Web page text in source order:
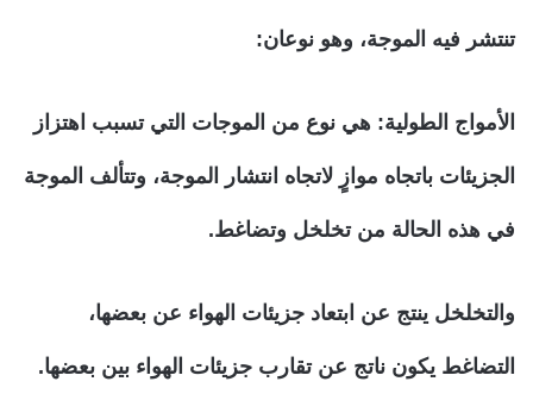
تنتشر فيه الموجة، وهو نوعان:
الأمواج الطولية: هي نوع من الموجات التي تسبب اهتزاز
الجزيئات باتجاه موازٍ لاتجاه انتشار الموجة، وتتألف الموجة
في هذه الحالة من تخلخل وتضاغط.
والتخلخل ينتج عن ابتعاد جزيئات الهواء عن بعضها،
التضاغط يكون ناتج عن تقارب جزيئات الهواء بين بعضها.